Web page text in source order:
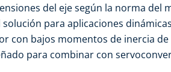
del eje según la norma del
solución para aplicaciones dinámicas
con bajos momentos de inercia de
para combinar con